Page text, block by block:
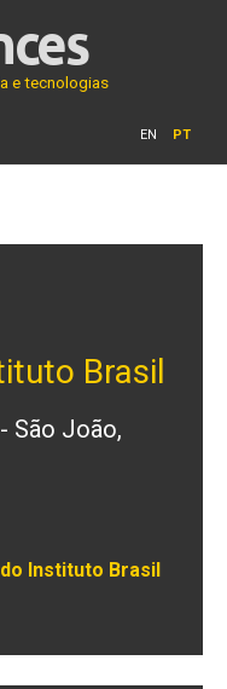
e tecnologias
EN PT
Brasil
São João,
Instituto Brasil